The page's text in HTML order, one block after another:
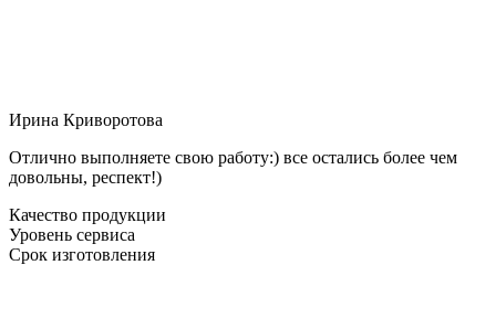
Ирина Криворотова
Отлично выполняете свою работу:) все остались более чем
довольны, респект!)
Качество продукции
Уровень сервиса
Срок изготовления